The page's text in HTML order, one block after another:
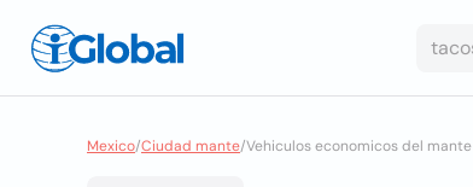
Mexico/Ciudad mante/Vehiculos economicos del mante